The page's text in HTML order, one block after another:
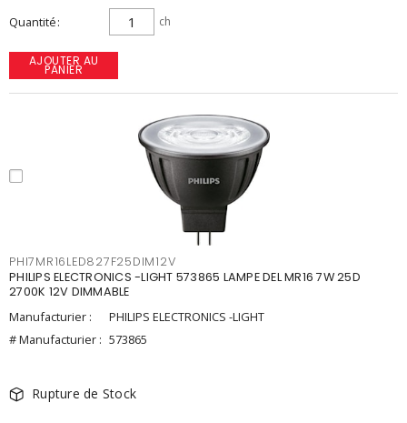
Quantité ch
AJOUTER AU
PANIER
PHI7MR16LED827F25DIM12V
PHILIPS ELECTRONICS -LIGHT 573865 LAMPE DEL MR16 7W 25D
2700K 12V DIMMABLE
Manufacturier :
PHILIPS ELECTRONICS -LIGHT
# Manufacturier : 573865
Rupture de Stock